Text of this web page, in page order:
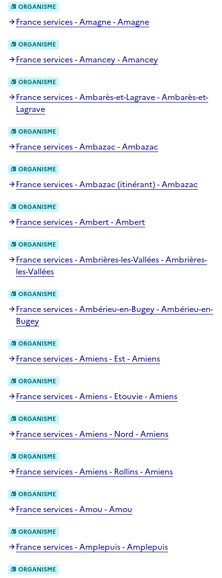
ORGANISME
France services - Amagne - Amagne
ORGANISME
France services - Amancey - Amancey
ORGANISME
France services - Ambarès-et-Lagrave - Ambarès-et-
Lagrave
ORGANISME
France services - Ambazac - Ambazac
ORGANISME
France services - Ambazac (itinérant) - Ambazac
ORGANISME
France services - Ambert - Ambert
ORGANISME
France services - Ambrières-les-Vallées - Ambrières-
les-Vallées
ORGANISME
France services - Ambérieu-en-Bugey - Ambérieu-en-
Bugey
ORGANISME
France services - Amiens - Est - Amiens
ORGANISME
France services - Amiens - Etouvie - Amiens
ORGANISME
France services - Amiens - Nord - Amiens
ORGANISME
France services - Amiens - Rollins - Amiens
ORGANISME
France services - Amou - Amou
ORGANISME
France services - Amplepuis - Amplepuis
ORGANISME